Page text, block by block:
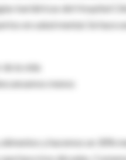
bariátricas del Hospital
en salud mental. Se hace
la vida
menos
y hacemos un 30%